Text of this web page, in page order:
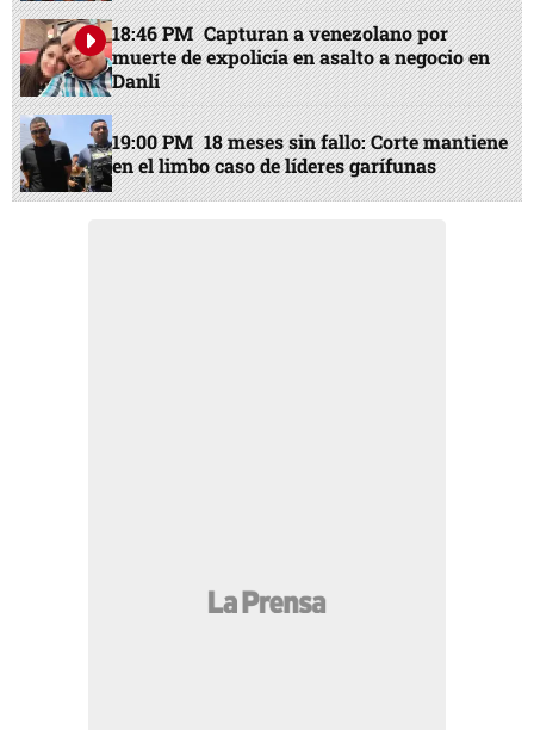
18:46 PM Capturan a venezolano por
muerte de expolicía en asalto a negocio en
Danlí
19:00 PM 18 meses sin fallo: Corte mantiene
en el limbo caso de líderes garífunas